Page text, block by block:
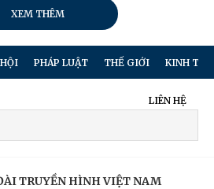
XEM THÊM
PHÁP LUẬT THẾ GIỚI KINH TẾ
LIÊN HỆ
TRUYỀN HÌNH VIỆT NAM